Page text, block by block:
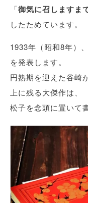
「御気に召しますま
したためています。
1933年（昭和8年）
を発表します。
円熟期を迎えた谷崎
上に残る大傑作は、
松子を念頭に置いて